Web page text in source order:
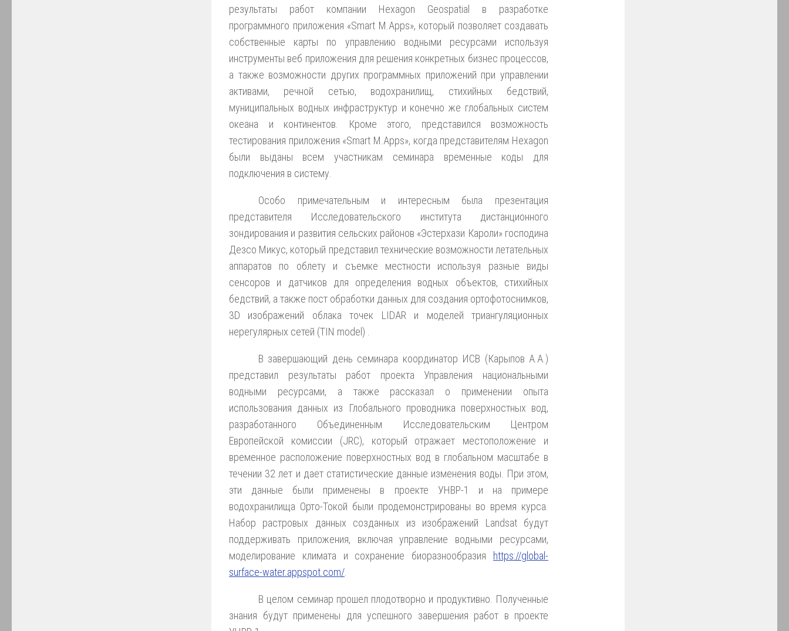
результаты работ компании Hexagon Geospatial в разработке
программного приложения «Smart M.Apps», который позволяет создавать
собственные карты по управлению водными ресурсами используя
инструменты веб приложения для решения конкретных бизнес процессов,
а также возможности других программных приложений при управлении
активами, речной сетью, водохранилищ, стихийных бедствий,
муниципальных водных инфраструктур и конечно же глобальных систем
океана и континентов. Кроме этого, представился возможность
тестирования приложения «Smart M.Apps», когда представителям Hexagon
были выданы всем участникам семинара временные коды для
подключения в систему.
Особо примечательным и интересным была презентация
представителя Исследовательского института дистанционного
зондирования и развития сельских районов «Эстерхази Кароли» господина
Дезсо Микус, который представил технические возможности летательных
аппаратов по облету и съемке местности используя разные виды
сенсоров и датчиков для определения водных объектов, стихийных
бедствий, а также пост обработки данных для создания ортофотоснимков,
3D изображений облака точек LIDAR и моделей триангуляционных
нерегулярных сетей (TIN model) .
В завершающий день семинара координатор ИСВ (Карыпов А.А.)
представил результаты работ проекта Управления национальными
водными ресурсами, а также рассказал о применении опыта
использования данных из Глобального проводника поверхностных вод,
разработанного Объединенным Исследовательским Центром
Европейской комиссии (JRC), который отражает местоположение и
временное расположение поверхностных вод в глобальном масштабе в
течении 32 лет и дает статистические данные изменения воды. При этом,
эти данные были применены в проекте УНВР-1 и на примере
водохранилища Орто-Токой были продемонстрированы во время курса.
Набор растровых данных созданных из изображений Landsat будут
поддерживать приложения, включая управление водными ресурсами,
моделирование климата и сохранение биоразнообразия https://global-
surface-water.appspot.com/
В целом семинар прошел плодотворно и продуктивно. Полученные
знания будут применены для успешного завершения работ в проекте